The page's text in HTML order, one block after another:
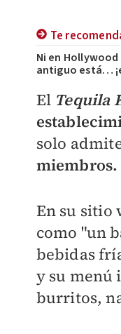
Te
Ni en
antiguo está…
El Tequila
solo
miembros.
En su sitio
como "un
bebidas
y su menú
burritos,